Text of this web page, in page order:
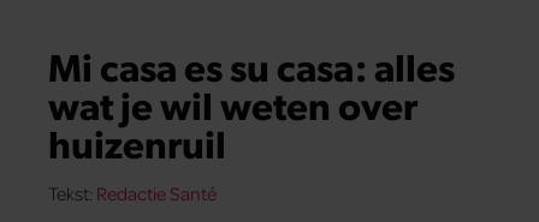
Mi casa es su casa: alles
wat je wil weten over
huizenruil
Tekst: Redactie Santé